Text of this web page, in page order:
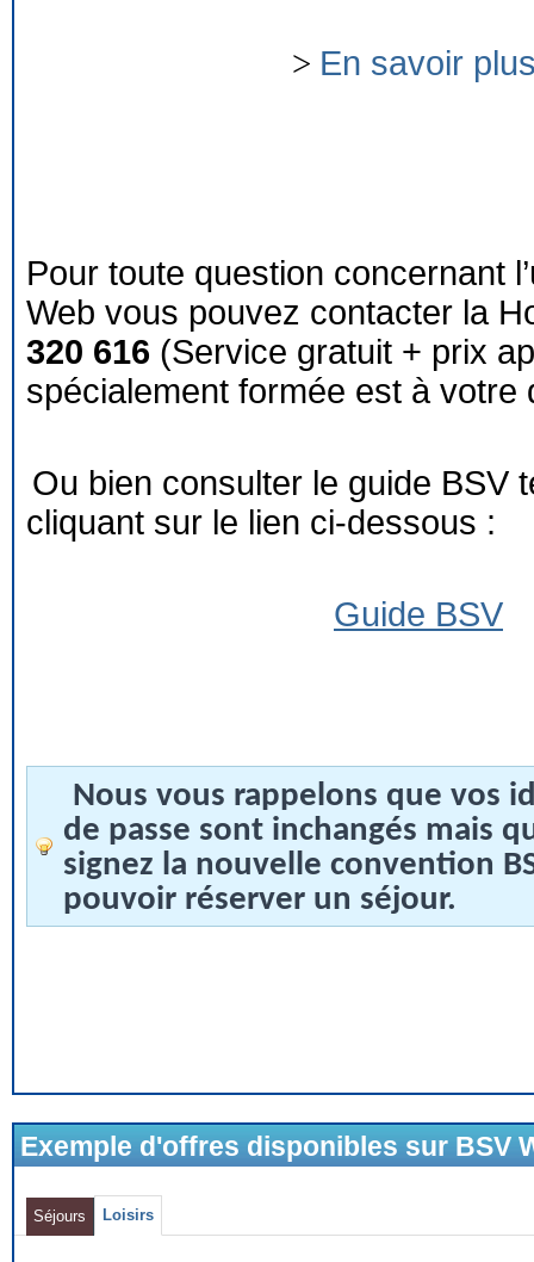
> En savoir
Pour toute question concernant
Web vous pouvez contacter la
320 616 (Service gratuit + prix
spécialement formée est à votre
Ou bien consulter le guide BSV
cliquant sur le lien ci-dessous :
Guide BSV
Nous vous rappelons que vos
de passe sont inchangés mais
signez la nouvelle convention
pouvoir réserver un séjour.
Exemple d'offres disponibles sur BSV
Séjours Loisirs